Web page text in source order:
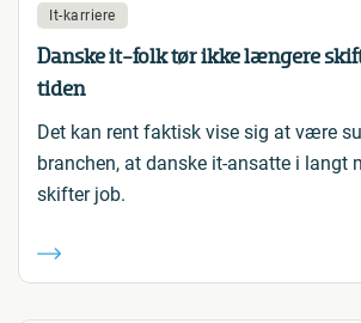
It-karriere
Danske it-folk tør ikke længere
tiden
Det kan rent faktisk vise sig at være
branchen, at danske it-ansatte i langt
skifter job.